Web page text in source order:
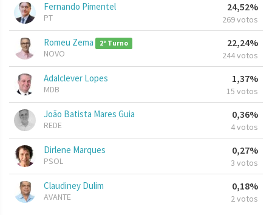
Fernando Pimentel
PT
24,52%
269 votos
Romeu Zema 2º Turno
NOVO
22,24%
244 votos
Adalclever Lopes
MDB
1,37%
15 votos
João Batista Mares Guia
REDE
0,36%
4 votos
Dirlene Marques
PSOL
0,27%
3 votos
Claudiney Dulim
AVANTE
0,18%
2 votos